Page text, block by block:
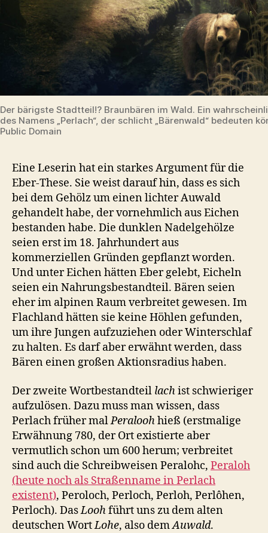
Der bärigste Stadtteil!? Braunbären im Wald. Ein
des Namens „Perlach“, der schlicht „Bärenwald“ bedeuten
Public Domain
Eine Leserin hat ein starkes Argument für die
Eber-These. Sie weist darauf hin, dass es sich
bei dem Gehölz um einen lichter Auwald
gehandelt habe, der vornehmlich aus Eichen
bestanden habe. Die dunklen Nadelgehölze
seien erst im 18. Jahrhundert aus
kommerziellen Gründen gepflanzt worden.
Und unter Eichen hätten Eber gelebt, Eicheln
seien ein Nahrungsbestandteil. Bären seien
eher im alpinen Raum verbreitet gewesen. Im
Flachland hätten sie keine Höhlen gefunden,
um ihre Jungen aufzuziehen oder Winterschlaf
zu halten. Es darf aber erwähnt werden, dass
Bären einen großen Aktionsradius haben.
Der zweite Wortbestandteil lachist schwieriger
aufzulösen. Dazu muss man wissen, dass
Perlach früher malPeraloohhieß (erstmalige
Erwähnung 780, der Ort existierte aber
vermutlich schon um 600 herum; verbreitet
sind auch die Schreibweisen Peralohc, Peraloh
(heute noch als Straßenname in Perlach
existent), Peroloch, Perloch, Perloh, Perlôhen,
Perloch). DasLoohführt uns zu dem alten
deutschen WortLohe, also demAuwald.